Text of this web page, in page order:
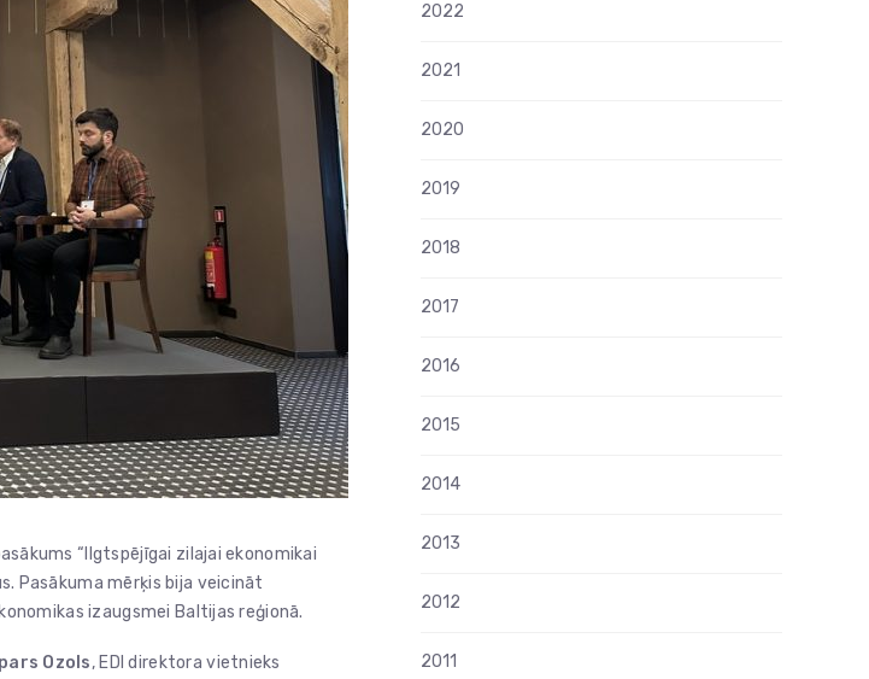
“Ilgtspējīgai zilajai ekonomikai
Pasākuma mērķis bija veicināt
izaugsmei Baltijas reģionā.
Ozols, EDI direktora vietnieks
2022
2021
2020
2019
2018
2017
2016
2015
2014
2013
2012
2011